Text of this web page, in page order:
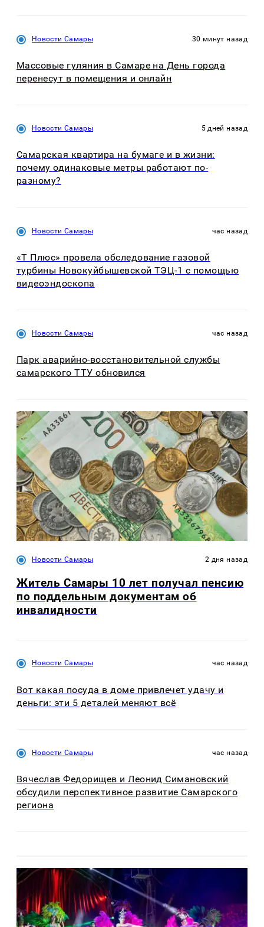
Новости Самары 30 минут назад
Массовые гуляния в Самаре на День города
перенесут в помещения и онлайн
Новости Самары 5 дней назад
Самарская квартира на бумаге и в жизни:
почему одинаковые метры работают по-
разному?
Новости Самары час назад
«Т Плюс» провела обследование газовой
турбины Новокуйбышевской ТЭЦ-1 с помощью
видеоэндоскопа
Новости Самары час назад
Парк аварийно-восстановительной службы
самарского ТТУ обновился
Новости Самары 2 дня назад
Житель Самары 10 лет получал пенсию
по поддельным документам об
инвалидности
Новости Самары час назад
Вот какая посуда в доме привлечет удачу и
деньги: эти 5 деталей меняют всё
Новости Самары час назад
Вячеслав Федорищев и Леонид Симановский
обсудили перспективное развитие Самарского
региона